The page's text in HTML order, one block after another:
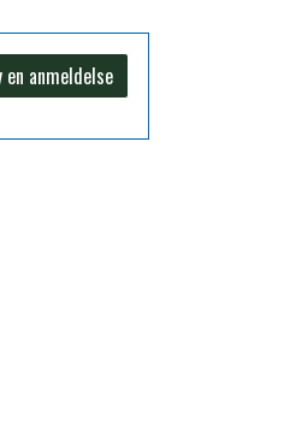
en anmeldelse